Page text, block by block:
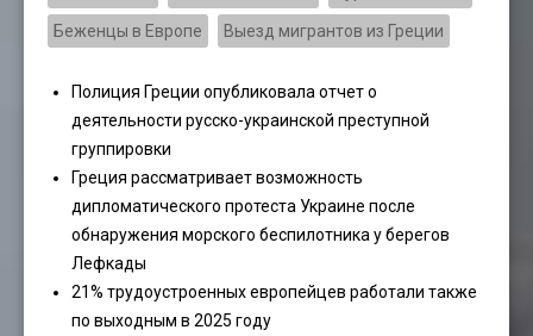
Беженцы в Европе Выезд мигрантов из Греции
Полиция Греции опубликовала отчет о
деятельности русско-украинской преступной
группировки
Греция рассматривает возможность
дипломатического протеста Украине после
обнаружения морского беспилотника у берегов
Лефкады
21% трудоустроенных европейцев работали также
по выходным в 2025 году